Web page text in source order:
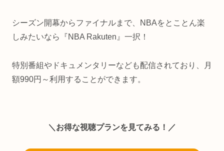
シーズン開幕からファイナルまで、NBAをとことん楽
しみたいなら『NBA Rakuten』一択！
特別番組やドキュメンタリーなども配信されており、月
額990円～利用することができます。
＼お得な視聴プランを見てみる！／